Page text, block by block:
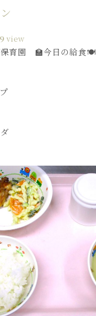
view
保育園 🏫今日の給食🍽️